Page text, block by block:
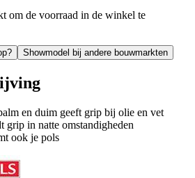
om de voorraad in de winkel te
Showmodel bij andere bouwmarkten
en duim geeft grip bij olie en vet
grip in natte omstandigheden
ook je pols